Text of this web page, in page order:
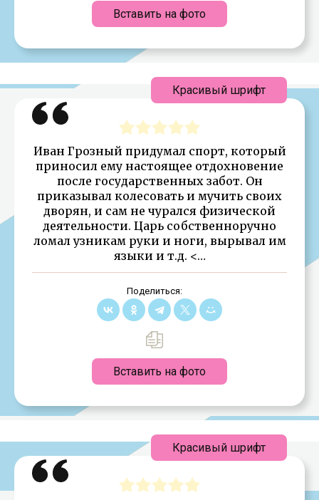
Вставить на фото
Иван Грозный придумал спорт, который
приносил ему настоящее отдохновение
после государственных забот. Он
приказывал колесовать и мучить своих
дворян, и сам не чурался физической
деятельности. Царь собственноручно
ломал узникам руки и ноги, вырывал им
языки и т.д. <…
Поделиться:
Вставить на фото
Красивый шрифт
Красивый шрифт